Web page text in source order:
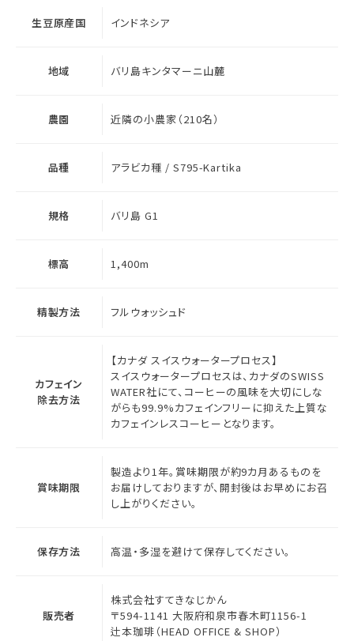
生豆原産国 インドネシア
地域 バリ島キンタマーニ山麓
農園 近隣の小農家（210名）
品種 アラビカ種 / S795-Kartika
規格 バリ島 G1
標高 1,400m
精製方法 フルウォッシュド
カフェイン
除去方法
【カナダ スイスウォータープロセス】
スイスウォータープロセスは、カナダのSWISS
WATER社にて、コーヒーの風味を大切にしな
がらも99.9%カフェインフリーに抑えた上質な
カフェインレスコーヒーとなります。
賞味期限
製造より1年。賞味期限が約9カ月あるものを
お届けしておりますが、開封後はお早めにお召
し上がりください。
保存方法 高温・多湿を避けて保存してください。
販売者
株式会社すてきなじかん
〒594-1141 大阪府和泉市春木町1156-1
辻本珈琲（HEAD OFFICE & SHOP）